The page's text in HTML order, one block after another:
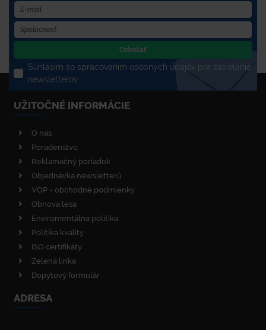
Odoslať
Súhlasím so spracovaním osobných údajov pre zasielanie
newsletterov
UŽITOČNÉ INFORMÁCIE
O nás
Poradenstvo
Reklamačný poriadok
Objednávka newsletterů
VOP - obchodné podmienky
Obnova lesa
Enviromentálna politika
Politika kvality
ISO certifikáty
Zelená linka
Dopytový formulár
ADRESA